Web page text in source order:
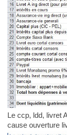
Le ccp, ldd, livret
cause ouverture